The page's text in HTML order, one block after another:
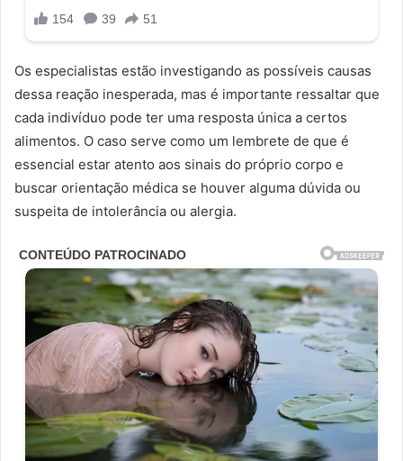
Os especialistas estão investigando as possíveis causas
dessa reação inesperada, mas é importante ressaltar que
cada indivíduo pode ter uma resposta única a certos
alimentos. O caso serve como um lembrete de que é
essencial estar atento aos sinais do próprio corpo e
buscar orientação médica se houver alguma dúvida ou
suspeita de intolerância ou alergia.